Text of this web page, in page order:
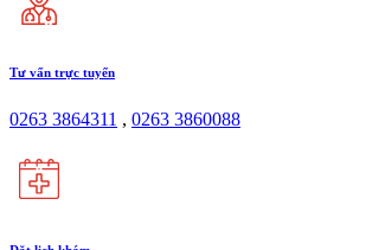
Tư vấn trực tuyến
0263 3864311 , 0263 3860088